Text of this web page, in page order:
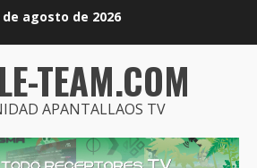
de agosto de 2026
TEAM.COM
APANTALLAOS TV